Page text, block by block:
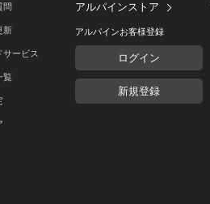
問
新
サービス
覧
アルパインストア
アルパインお客様登録
ログイン
新規登録